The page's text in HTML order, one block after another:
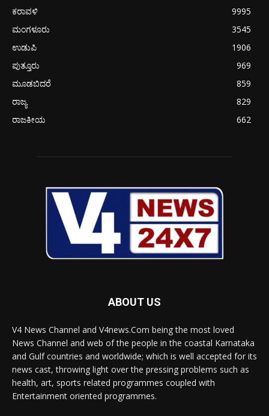
ಕರಾವಳಿ
9995
ಮಂಗಳೂರು
3545
ಉಡುಪಿ
1906
ಪುತ್ತೂರು
969
ಮೂಡಬಿದರೆ
859
ರಾಜ್ಯ
829
ರಾಜಕೀಯ
662
ABOUT US
V4 News Channel and V4news.Com being the most loved
News Channel and web of the people in the coastal Karnataka
and Gulf countries and worldwide; which is well accepted for its
news cast, throwing light over the pressing problems such as
health, art, sports related programmes coupled with
Entertainment oriented programmes.